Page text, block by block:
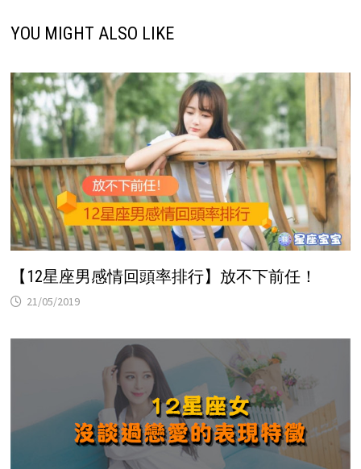
YOU MIGHT ALSO LIKE
【12星座男感情回頭率排行】放不下前任！
21/05/2019